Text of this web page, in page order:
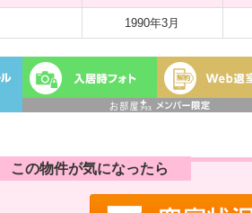
1990年3月
この物件が気になったら